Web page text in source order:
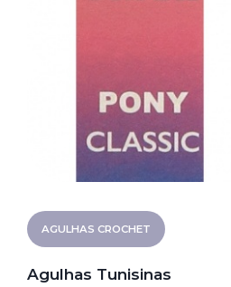
AGULHAS CROCHET
Agulhas Tunisinas